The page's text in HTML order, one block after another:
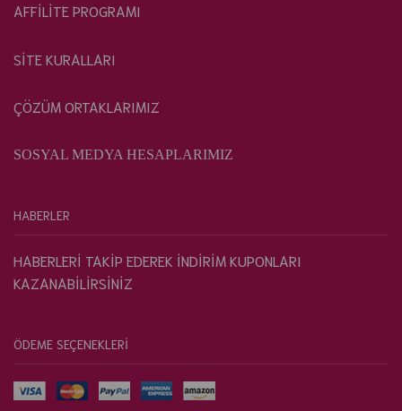
AFFİLİTE PROGRAMI
SİTE KURALLARI
ÇÖZÜM ORTAKLARIMIZ
SOSYAL MEDYA HESAPLARIMIZ
HABERLER
HABERLERİ TAKİP EDEREK İNDİRİM KUPONLARI
KAZANABİLİRSİNİZ
ÖDEME SEÇENEKLERİ